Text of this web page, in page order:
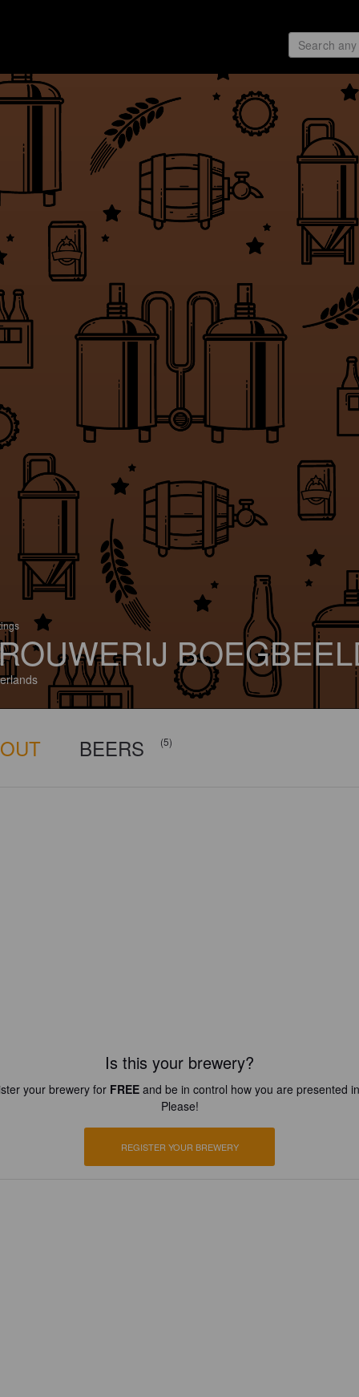
BEERS (5)
Is this your brewery?
your brewery for FREEand be in control how you are presented
Please!
REGISTER YOUR BREWERY